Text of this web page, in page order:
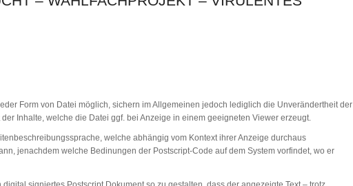
Form von Datei möglich, sichern im Allgemeinen jedoch lediglich die Unverändertheit der
Inhalte, welche die Datei ggf. bei Anzeige in einem geeigneten Viewer erzeugt.
welche abhängig vom Kontext ihrer Anzeige durchaus
jenachdem welche Bedinungen der Postscript-Code auf dem System vorfindet, wo er